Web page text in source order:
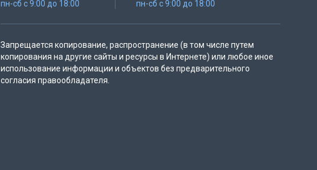
пн-сб с 9:00 до 18:00 пн-сб с 9:00 до 18:00
Запрещается копирование, распространение (в том числе путем
копирования на другие сайты и ресурсы в Интернете) или любое иное
использование информации и объектов без предварительного
согласия правообладателя.